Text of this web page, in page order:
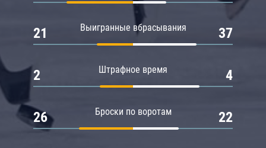
Выигранные вбрасывания
21 37
Штрафное время
2 4
Броски по воротам
26 22